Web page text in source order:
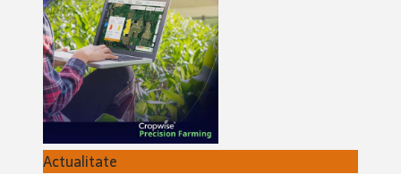
Actualitate